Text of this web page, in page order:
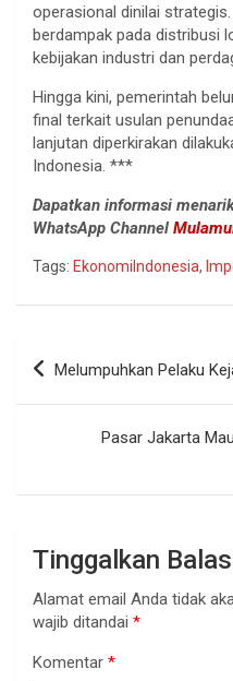
operasional dinilai
berdampak pada distribusi
kebijakan industri dan
Hingga kini, pemerintah
final terkait usulan
lanjutan diperkirakan
Indonesia. ***
Dapatkan informasi
WhatsApp Channel
Tags: EkonomiIndonesia,
Navigasi
pos
Melumpuhkan Pelaku
Pasar Jakarta
Tinggalkan
Alamat email Anda tidak
wajib ditandai *
Komentar *